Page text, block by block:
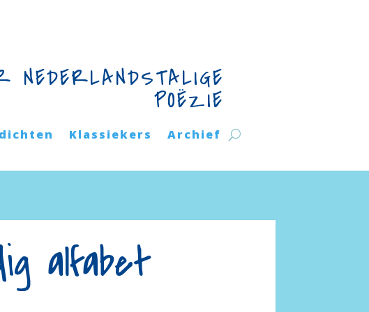
POËZIE
Klassiekers Archief
alfabet